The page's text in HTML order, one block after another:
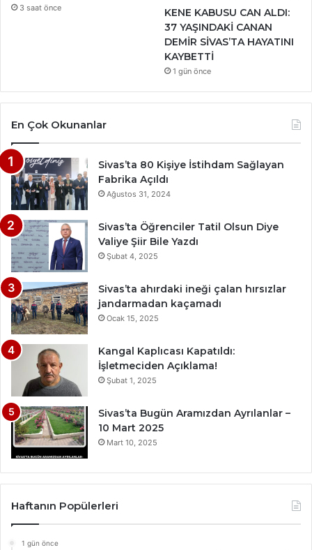
3 saat önce
KENE KABUSU CAN ALDI:
37 YAŞINDAKİ CANAN
DEMİR SİVAS’TA HAYATINI
KAYBETTİ
1 gün önce
En Çok Okunanlar
Sivas’ta 80 Kişiye İstihdam Sağlayan
Fabrika Açıldı
Ağustos 31, 2024
Sivas’ta Öğrenciler Tatil Olsun Diye
Valiye Şiir Bile Yazdı
Şubat 4, 2025
Sivas’ta ahırdaki ineği çalan hırsızlar
jandarmadan kaçamadı
Ocak 15, 2025
Kangal Kaplıcası Kapatıldı:
İşletmeciden Açıklama!
Şubat 1, 2025
Sivas’ta Bugün Aramızdan Ayrılanlar –
10 Mart 2025
Mart 10, 2025
Haftanın Popülerleri
1 gün önce